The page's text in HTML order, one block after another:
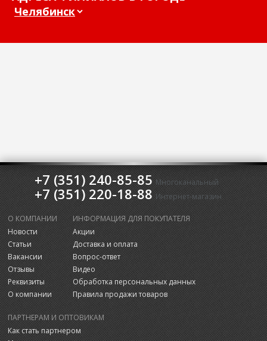
+7 (351) 240-85-85 Многоканальный
+7 (351) 220-18-88 Интернет-магазин
О КОМПАНИИ
Новости
Статьи
Вакансии
Отзывы
Реквизиты
О компании
ИНФОРМАЦИЯ ДЛЯ ПОКУПАТЕЛЯ
Акции
Доставка и оплата
Вопрос-ответ
Видео
Обработка персональных данных
Правила продажи товаров
ПАРТНЕРАМ И ОПТОВИКАМ
Как стать партнером